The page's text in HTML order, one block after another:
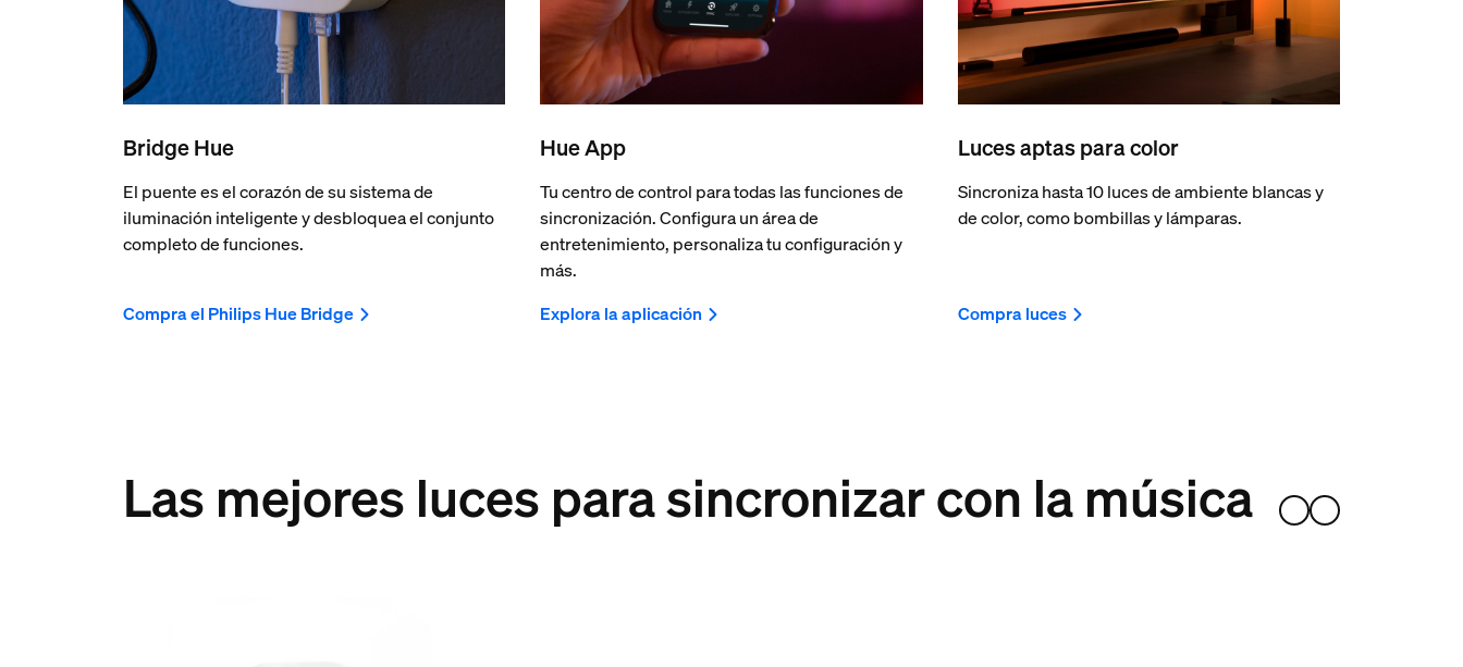
Bridge Hue
El puente es el corazón de su sistema de
iluminación inteligente y desbloquea el conjunto
completo de funciones.
Compra el Philips Hue Bridge
Hue App
Tu centro de control para todas las funciones de
sincronización. Configura un área de
entretenimiento, personaliza tu configuración y
más.
Explora la aplicación
Luces aptas para color
Sincroniza hasta 10 luces de ambiente blancas y
de color, como bombillas y lámparas.
Compra luces
Las mejores luces para sincronizar con la música